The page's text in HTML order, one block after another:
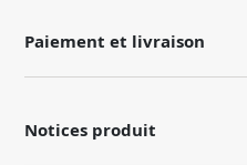
Paiement et livraison
Notices produit